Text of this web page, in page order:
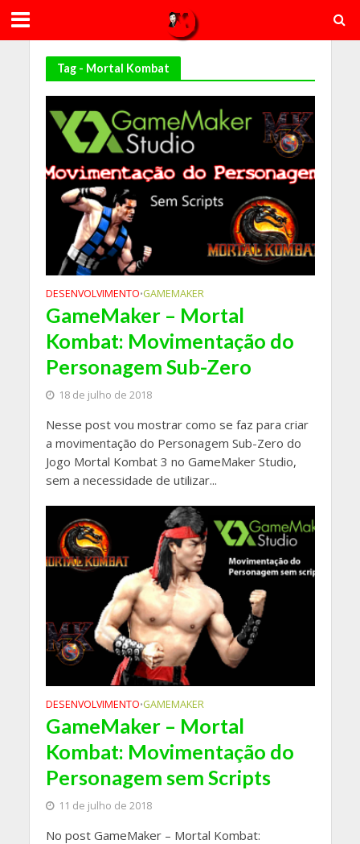
Tag - Mortal Kombat
DESENVOLVIMENTO•GAMEMAKER
GameMaker – Mortal
Kombat: Movimentação do
Personagem Sub-Zero
18 de julho de 2018
Nesse post vou mostrar como se faz para criar
a movimentação do Personagem Sub-Zero do
Jogo Mortal Kombat 3 no GameMaker Studio,
sem a necessidade de utilizar...
DESENVOLVIMENTO•GAMEMAKER
GameMaker – Mortal
Kombat: Movimentação do
Personagem sem Scripts
11 de julho de 2018
No post GameMaker – Mortal Kombat: